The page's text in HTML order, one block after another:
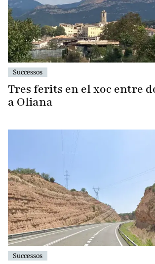
Successos
Tres ferits en el xoc entre
a Oliana
Successos